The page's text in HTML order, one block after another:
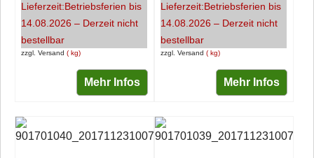
zzgl. Versand kg
Lieferzeit:Betriebsferien bis
14.08.2026 – Derzeit nicht
bestellbar
Mehr Infos
zzgl. Versand kg
Lieferzeit:Betriebsferien bis
14.08.2026 – Derzeit nicht
bestellbar
Mehr Infos